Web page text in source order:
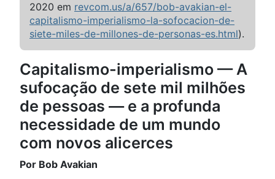
2020 em revcom.us/a/657/bob-avakian-el-
capitalismo-imperialismo-la-sofocacion-de-
siete-miles-de-millones-de-personas-es.html).
Capitalismo-imperialismo — A
sufocação de sete mil milhões
de pessoas — e a profunda
necessidade de um mundo
com novos alicerces
Por Bob Avakian